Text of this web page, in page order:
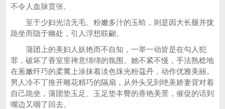
不令人血脉贲张。
至于少妇光洁无毛、粉嫩多汁的玉蛤，则是因大长腿并拢
跪坐而隐于幽处，引人浮想联翩。
蒲团上的美妇人妖艳而不自知，一举一动皆是在勾人犯
罪，破坏了香室里禅意绵绵的氛围。她不紧不慢，手法熟稔地
在葱嫩纤巧的柔荑上涂抹着淡色珠光粉蔻丹，动作优雅美丽。
男人冷不丁推开雕花精巧的隔扇，从外头见到绝美娇妻背对着
自己跪坐，蒲团垫玉足、玉足垫丰臀的香艳美景，催促的话到
嘴边又咽了回去。